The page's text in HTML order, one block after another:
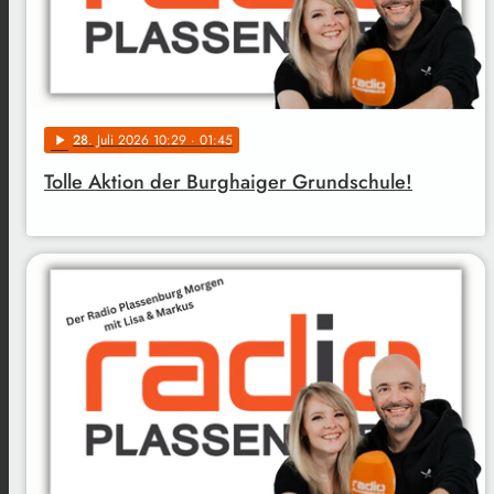
play_arrow 28. Juli 2026 10:29 · 01:45
Tolle Aktion der Burghaiger Grundschule!